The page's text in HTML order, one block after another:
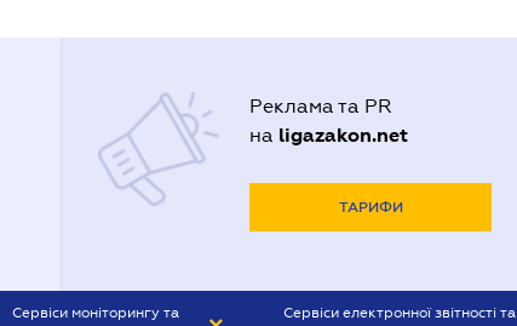
Реклама та PR
на ligazakon.net
ТАРИФИ
Сервіси моніторингу та
Сервіси електронної звітності та